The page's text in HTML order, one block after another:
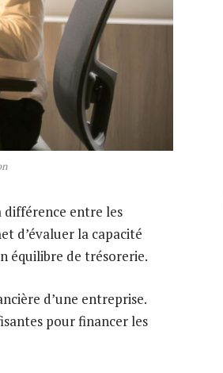
différence entre les
d’évaluer la capacité
équilibre de trésorerie.
d’une entreprise.
pour financer les